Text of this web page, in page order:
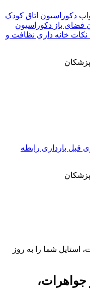
دکوراسیون اتاق کودک
فضای باز دکوراسیون
نکات خانه داری نظافت و
قبل بارداری رابطه
استایل شما را به‌ روز
جواهرات،